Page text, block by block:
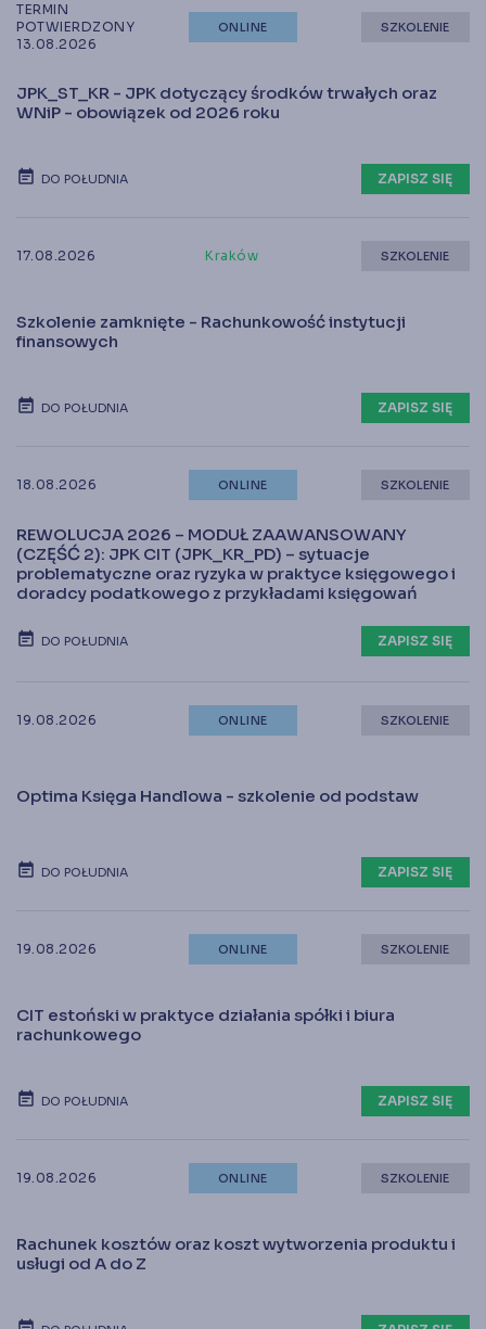
TERMIN
POTWIERDZONY
13.08.2026
ONLINE SZKOLENIE
JPK_ST_KR - JPK dotyczący środków trwałych oraz
WNiP - obowiązek od 2026 roku
DO POŁUDNIA ZAPISZ SIĘ
17.08.2026 Kraków SZKOLENIE
Szkolenie zamknięte - Rachunkowość instytucji
finansowych
DO POŁUDNIA ZAPISZ SIĘ
18.08.2026 ONLINE SZKOLENIE
REWOLUCJA 2026 – MODUŁ ZAAWANSOWANY
(CZĘŚĆ 2): JPK CIT (JPK_KR_PD) – sytuacje
problematyczne oraz ryzyka w praktyce księgowego i
doradcy podatkowego z przykładami księgowań
DO POŁUDNIA ZAPISZ SIĘ
19.08.2026 ONLINE SZKOLENIE
Optima Księga Handlowa - szkolenie od podstaw
DO POŁUDNIA ZAPISZ SIĘ
19.08.2026 ONLINE SZKOLENIE
CIT estoński w praktyce działania spółki i biura
rachunkowego
DO POŁUDNIA ZAPISZ SIĘ
19.08.2026 ONLINE SZKOLENIE
Rachunek kosztów oraz koszt wytworzenia produktu i
usługi od A do Z